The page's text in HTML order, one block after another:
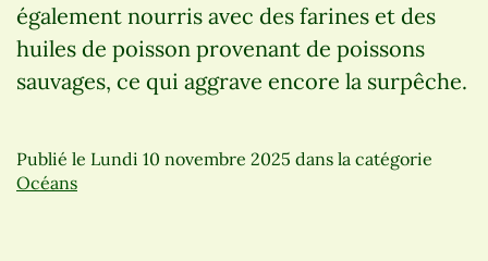
également nourris avec des farines et des
huiles de poisson provenant de poissons
sauvages, ce qui aggrave encore la surpêche.
Publié le Lundi 10 novembre 2025 dans la catégorie
Océans